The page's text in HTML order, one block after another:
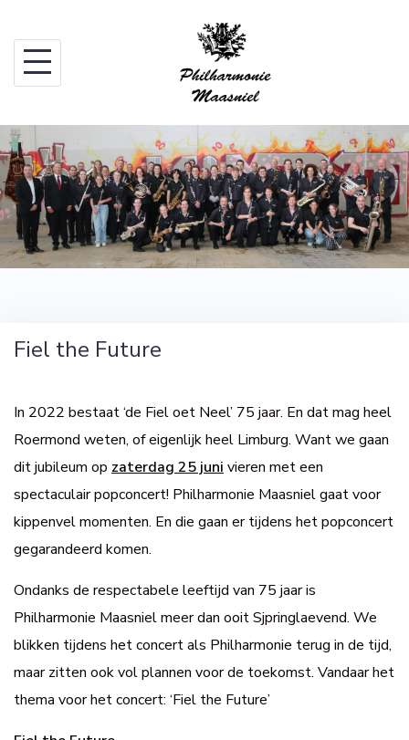
content
Fiel the Future
In 2022 bestaat ‘de Fiel oet Neel’ 75 jaar. En dat mag heel
Roermond weten, of eigenlijk heel Limburg. Want we gaan
dit jubileum op zaterdag 25 juni vieren met een
spectaculair popconcert! Philharmonie Maasniel gaat voor
kippenvel momenten. En die gaan er tijdens het popconcert
gegarandeerd komen.
Ondanks de respectabele leeftijd van 75 jaar is
Philharmonie Maasniel meer dan ooit Sjpringlaevend. We
blikken tijdens het concert als Philharmonie terug in de tijd,
maar zitten ook vol plannen voor de toekomst. Vandaar het
thema voor het concert: ‘Fiel the Future’